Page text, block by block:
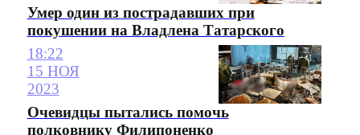
Умер один из пострадавших при
покушении на Владлена Татарского
18:22
15 НОЯ
2023
Очевидцы пытались помочь
полковнику Филипоненко